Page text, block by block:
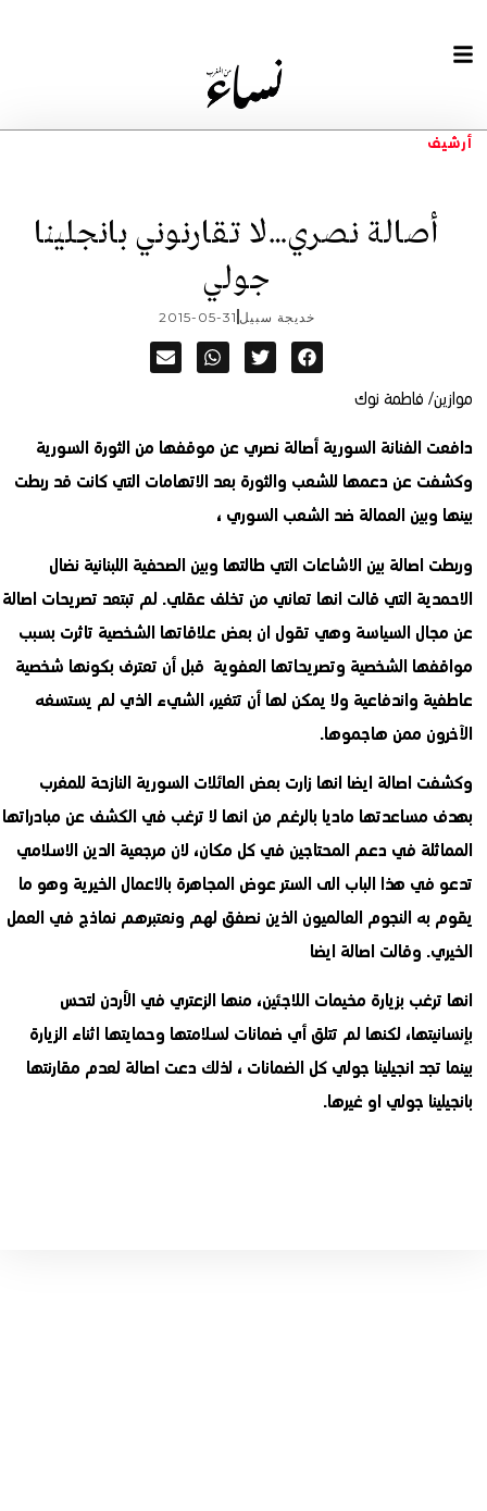
أرشيف
أصالة نصري…لا تقارنوني بانجلينا
جولي
خديجة سبيل 2015-05-31
موازين/ فاطمة نوك
دافعت الفنانة السورية أصالة نصري عن موقفها من الثورة السورية
وكشفت عن دعمها للشعب والثورة بعد الاتهامات التي كانت قد ربطت
بينها وبين العمالة ضد الشعب السوري ،
وربطت اصالة بين الاشاعات التي طالتها وبين الصحفية اللبنانية نضال
الاحمدية التي قالت انها تعاني من تخلف عقلي. لم تبتعد تصريحات اصالة
عن مجال السياسة وهي تقول ان بعض علاقاتها الشخصية تاثرت بسبب
مواقفها الشخصية وتصريحاتها العفوية قبل أن تعترف بكونها شخصية
عاطفية واندفاعية ولا يمكن لها أن تتغير، الشيء الذي لم يستسغه
الآخرون ممن هاجموها.
وكشفت اصالة ايضا انها زارت بعض العائلات السورية النازحة للمغرب
بهدف مساعدتها ماديا بالرغم من انها لا ترغب في الكشف عن مبادراتها
المماثلة في دعم المحتاجين في كل مكان، لان مرجعية الدين الاسلامي
تدعو في هذا الباب الى الستر عوض المجاهرة بالاعمال الخيرية وهو ما
يقوم به النجوم العالميون الذين نصفق لهم ونعتبرهم نماذج في العمل
الخيري. وقالت اصالة ايضا
انها ترغب بزيارة مخيمات اللاجئين، منها الزعتري في الأردن لتحس
بإنسانيتها، لكنها لم تتلق أي ضمانات لسلامتها وحمايتها اثناء الزيارة
بينما تجد انجيلينا جولي كل الضمانات ، لذلك دعت اصالة لعدم مقارنتها
بانجيلينا جولي او غيرها.